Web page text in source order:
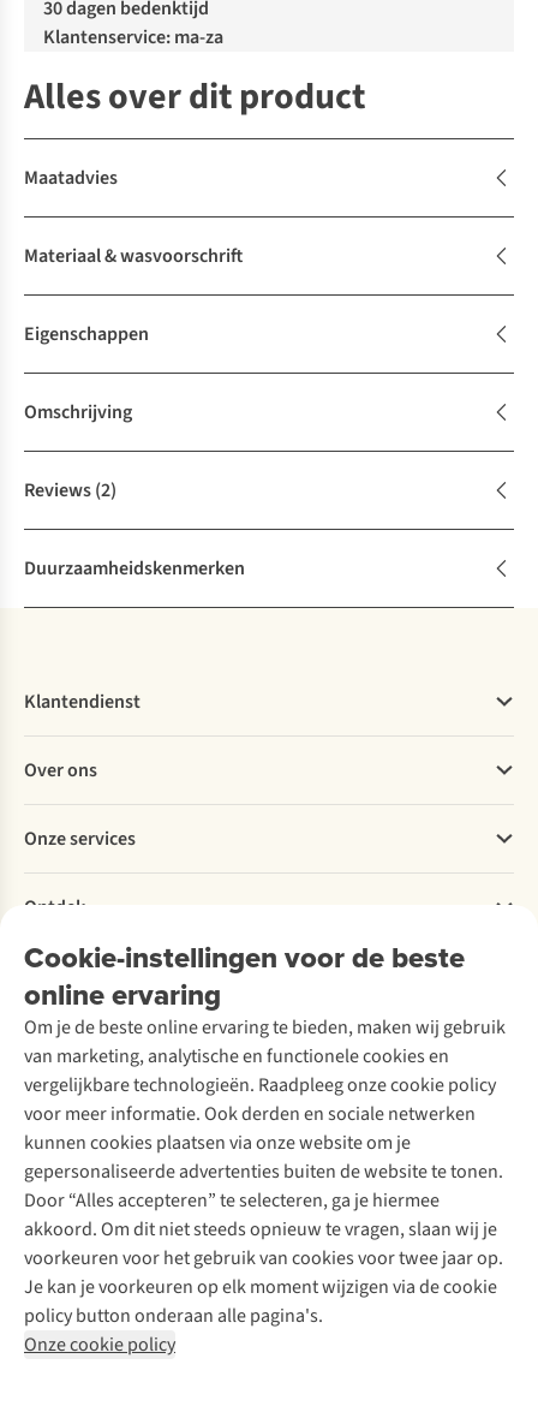
30 dagen bedenktijd
Klantenservice: ma-za
Alles over dit product
Maatadvies
Materiaal & wasvoorschrift
Eigenschappen
Omschrijving
Reviews(2)
Duurzaamheidskenmerken
Cookie-instellingen voor de beste
online ervaring
Om je de beste online ervaring te bieden, maken wij gebruik
van marketing, analytische en functionele cookies en
vergelijkbare technologieën. Raadpleeg onze cookie policy
voor meer informatie. Ook derden en sociale netwerken
kunnen cookies plaatsen via onze website om je
gepersonaliseerde advertenties buiten de website te tonen.
Door “Alles accepteren” te selecteren, ga je hiermee
akkoord. Om dit niet steeds opnieuw te vragen, slaan wij je
voorkeuren voor het gebruik van cookies voor twee jaar op.
Je kan je voorkeuren op elk moment wijzigen via de cookie
policy button onderaan alle pagina's.
Onze cookie policy
Klantendienst
Bestellen
Betalen
Levering
Retourneren
Bestelling herroepen
Garantie
Contact
Over ons
Explore More
Verantwoord ondernemen
Over Ayacucho
Onze winkels
Over A.S.Adventure
Toegankelijkheidsverklaring
Onze services
Ski-onderhoud
Wasservice
Schoenonderhoud
Schoenherstelling
Kledingherstelling
Retouches
Voor bedrijven
Ontdek
A.S.Magazine
Podcast
Explore Academy
Explore Camp
Gear Check
Inspiratie & advies
Meld je aan voor de nieuwsbrief
Follow us
Disclaimer Privacy Policy
Algemene voorwaarden
Cookie Policy